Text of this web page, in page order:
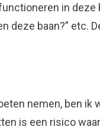
in deze
deze baan?” etc.
nemen, ben ik
is een risico